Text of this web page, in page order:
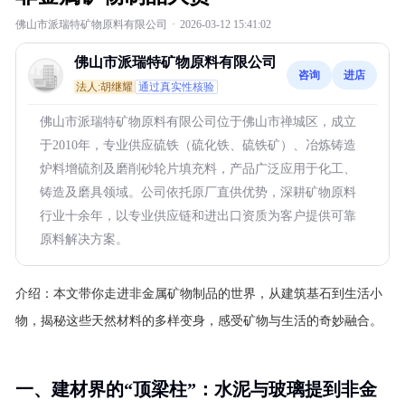
佛山市派瑞特矿物原料有限公司 · 2026-03-12 15:41:02
佛山市派瑞特矿物原料有限公司
法人:胡继耀 通过真实性核验
咨询 进店
佛山市派瑞特矿物原料有限公司位于佛山市禅城区，成立
于2010年，专业供应硫铁（硫化铁、硫铁矿）、冶炼铸造
炉料增硫剂及磨削砂轮片填充料，产品广泛应用于化工、
铸造及磨具领域。公司依托原厂直供优势，深耕矿物原料
行业十余年，以专业供应链和进出口资质为客户提供可靠
原料解决方案。
介绍： 本文带你走进非金属矿物制品的世界，从建筑基石到生活小
物，揭秘这些天然材料的多样变身，感受矿物与生活的奇妙融合。
一、建材界的“顶梁柱”：水泥与玻璃提到非金